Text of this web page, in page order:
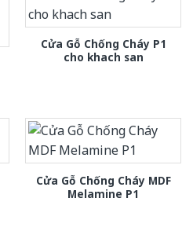
Cửa Gỗ Chống Cháy P1
cho khach san
Cửa Gỗ Chống Cháy MDF
Melamine P1